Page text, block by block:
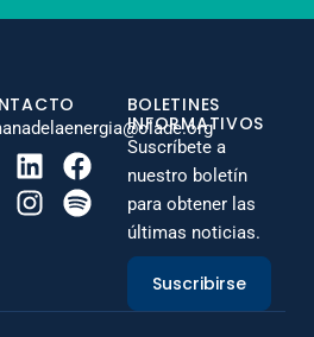
BOLETINES
INFORMATIVOS
Suscríbete a
nuestro boletín
para obtener las
últimas noticias.
Suscribirse